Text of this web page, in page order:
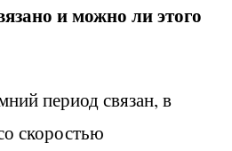
и можно ли этого
период связан, в
скоростью